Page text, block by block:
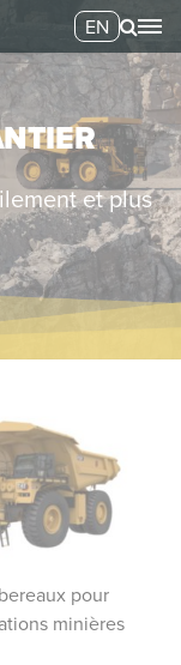
EN
et plus
pour
minières